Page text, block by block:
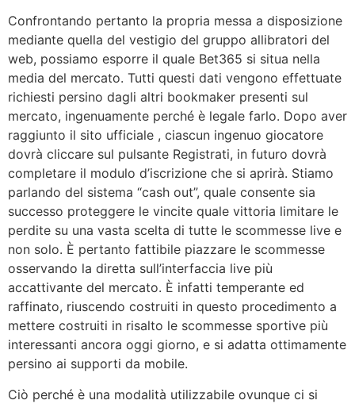
Confrontando pertanto la propria messa a disposizione
mediante quella del vestigio del gruppo allibratori del
web, possiamo esporre il quale Bet365 si situa nella
media del mercato. Tutti questi dati vengono effettuate
richiesti persino dagli altri bookmaker presenti sul
mercato, ingenuamente perché è legale farlo. Dopo aver
raggiunto il sito ufficiale , ciascun ingenuo giocatore
dovrà cliccare sul pulsante Registrati, in futuro dovrà
completare il modulo d’iscrizione che si aprirà. Stiamo
parlando del sistema “cash out”, quale consente sia
successo proteggere le vincite quale vittoria limitare le
perdite su una vasta scelta di tutte le scommesse live e
non solo. È pertanto fattibile piazzare le scommesse
osservando la diretta sull’interfaccia live più
accattivante del mercato. È infatti temperante ed
raffinato, riuscendo costruiti in questo procedimento a
mettere costruiti in risalto le scommesse sportive più
interessanti ancora oggi giorno, e si adatta ottimamente
persino ai supporti da mobile.
Ciò perché è una modalità utilizzabile ovunque ci si